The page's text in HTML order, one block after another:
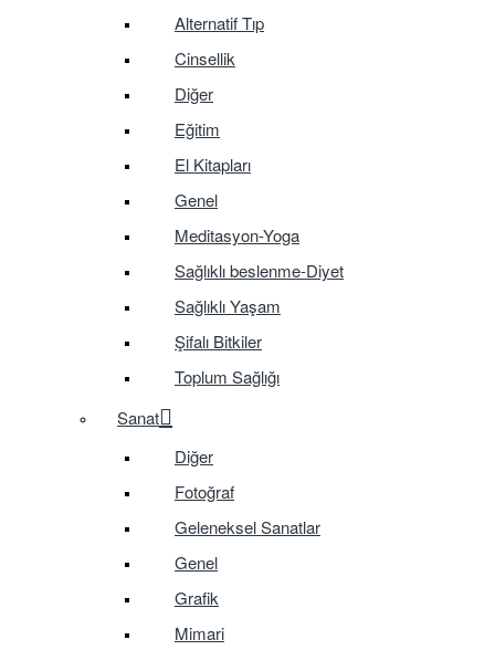
Alternatif Tıp
Cinsellik
Diğer
Eğitim
El Kitapları
Genel
Meditasyon-Yoga
Sağlıklı beslenme-Diyet
Sağlıklı Yaşam
Şifalı Bitkiler
Toplum Sağlığı
Sanat
Diğer
Fotoğraf
Geleneksel Sanatlar
Genel
Grafik
Mimari